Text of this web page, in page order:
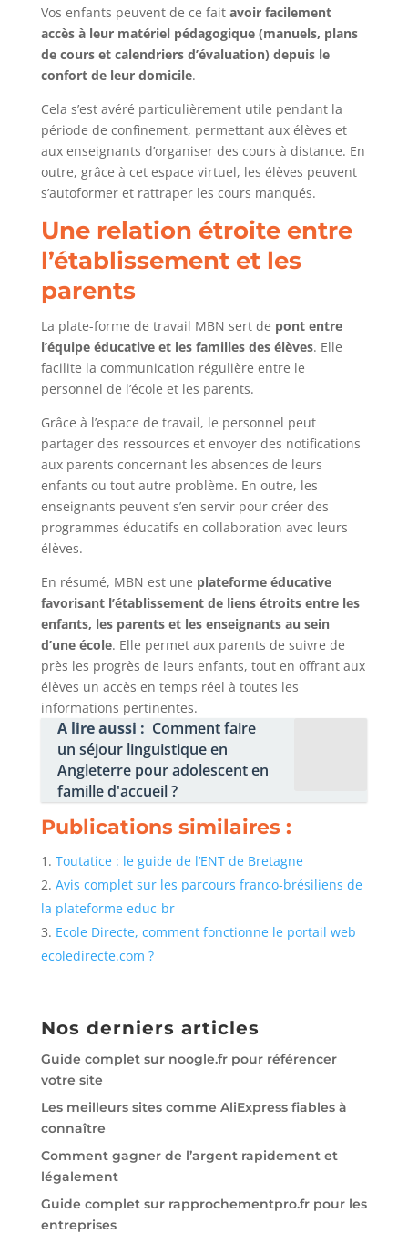
Vos enfants peuvent de ce fait avoir facilement
accès à leur matériel pédagogique (manuels, plans
de cours et calendriers d’évaluation) depuis le
confort de leur domicile.
Cela s’est avéré particulièrement utile pendant la
période de confinement, permettant aux élèves et
aux enseignants d’organiser des cours à distance. En
outre, grâce à cet espace virtuel, les élèves peuvent
s’autoformer et rattraper les cours manqués.
Une relation étroite entre
l’établissement et les
parents
La plate-forme de travail MBN sert de pont entre
l’équipe éducative et les familles des élèves. Elle
facilite la communication régulière entre le
personnel de l’école et les parents.
Grâce à l’espace de travail, le personnel peut
partager des ressources et envoyer des notifications
aux parents concernant les absences de leurs
enfants ou tout autre problème. En outre, les
enseignants peuvent s’en servir pour créer des
programmes éducatifs en collaboration avec leurs
élèves.
En résumé, MBN est une plateforme éducative
favorisant l’établissement de liens étroits entre les
enfants, les parents et les enseignants au sein
d’une école. Elle permet aux parents de suivre de
près les progrès de leurs enfants, tout en offrant aux
élèves un accès en temps réel à toutes les
informations pertinentes.
A lire aussi : Comment faire
un séjour linguistique en
Angleterre pour adolescent en
famille d'accueil ?
Publications similaires :
Toutatice : le guide de l’ENT de Bretagne
Avis complet sur les parcours franco-brésiliens de
la plateforme educ-br
Ecole Directe, comment fonctionne le portail web
ecoledirecte.com ?
Nos derniers articles
Guide complet sur noogle.fr pour référencer
votre site
Les meilleurs sites comme AliExpress fiables à
connaître
Comment gagner de l’argent rapidement et
légalement
Guide complet sur rapprochementpro.fr pour les
entreprises